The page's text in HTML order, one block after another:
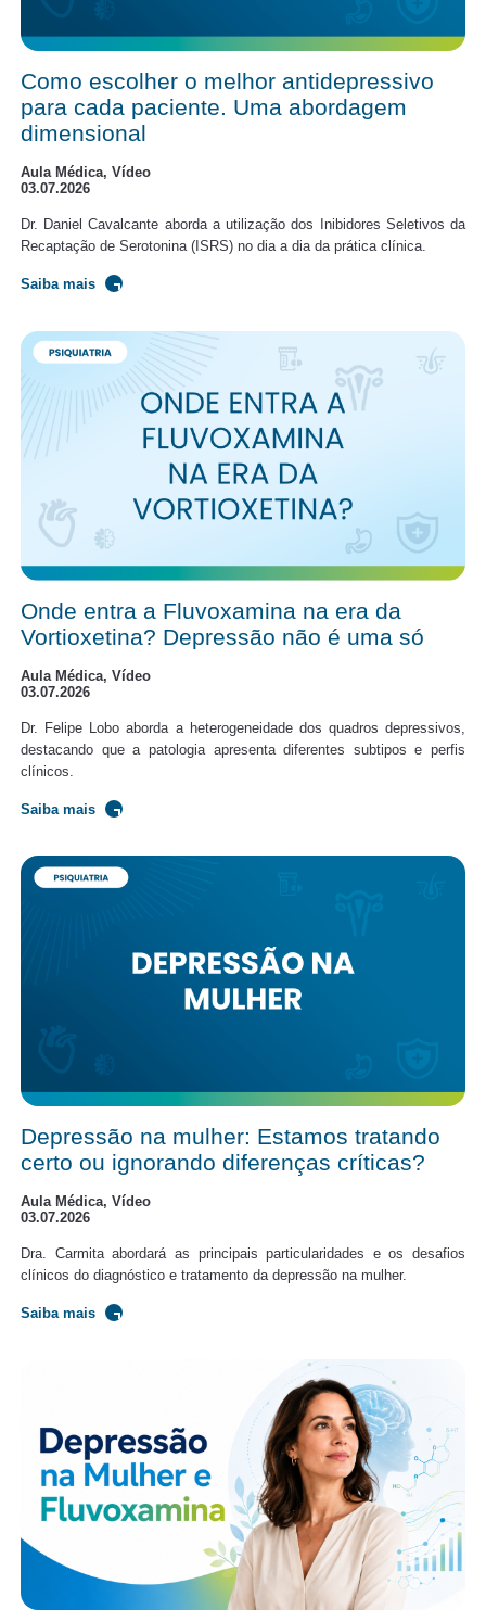
Como escolher o melhor antidepressivo
para cada paciente. Uma abordagem
dimensional
Aula Médica, Vídeo
03.07.2026
Dr. Daniel Cavalcante aborda a utilização dos Inibidores Seletivos da
Recaptação de Serotonina (ISRS) no dia a dia da prática clínica.
Saiba mais
Onde entra a Fluvoxamina na era da
Vortioxetina? Depressão não é uma só
Aula Médica, Vídeo
03.07.2026
Dr. Felipe Lobo aborda a heterogeneidade dos quadros depressivos,
destacando que a patologia apresenta diferentes subtipos e perfis
clínicos.
Saiba mais
Depressão na mulher: Estamos tratando
certo ou ignorando diferenças críticas?
Aula Médica, Vídeo
03.07.2026
Dra. Carmita abordará as principais particularidades e os desafios
clínicos do diagnóstico e tratamento da depressão na mulher.
Saiba mais